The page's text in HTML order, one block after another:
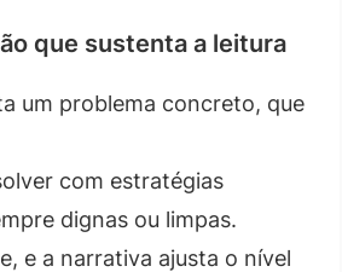
que sustenta a leitura
um problema concreto, que
com estratégias
dignas ou limpas.
e a narrativa ajusta o nível